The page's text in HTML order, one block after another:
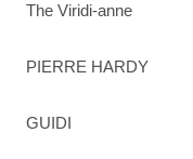
The Viridi-anne
PIERRE HARDY
GUIDI